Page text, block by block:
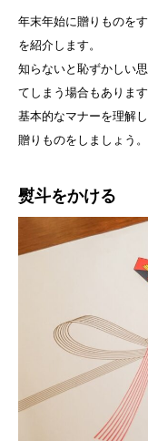
年末年始に贈りものを
を紹介します。
知らないと恥ずかしい
てしまう場合もあります
基本的なマナーを理解
贈りものをしましょう。
熨斗をかける